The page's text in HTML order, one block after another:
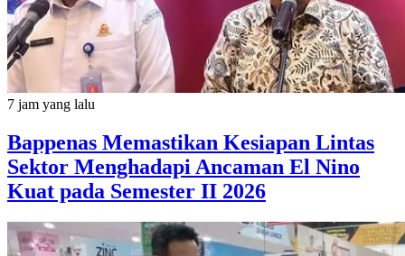
7 jam yang lalu
Bappenas Memastikan Kesiapan Lintas
Sektor Menghadapi Ancaman El Nino
Kuat pada Semester II 2026